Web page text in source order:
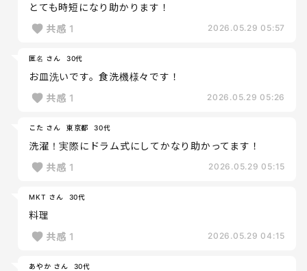
とても時短になり助かります！
共感 1 2026.05.29 05:57
匿名 さん 30代
お皿洗いです。食洗機様々です！
共感 1 2026.05.29 05:26
こた さん 東京都 30代
洗濯！実際にドラム式にしてかなり助かってます！
共感 1 2026.05.29 05:15
MKT さん 30代
料理
共感 1 2026.05.29 04:15
あやか さん 30代